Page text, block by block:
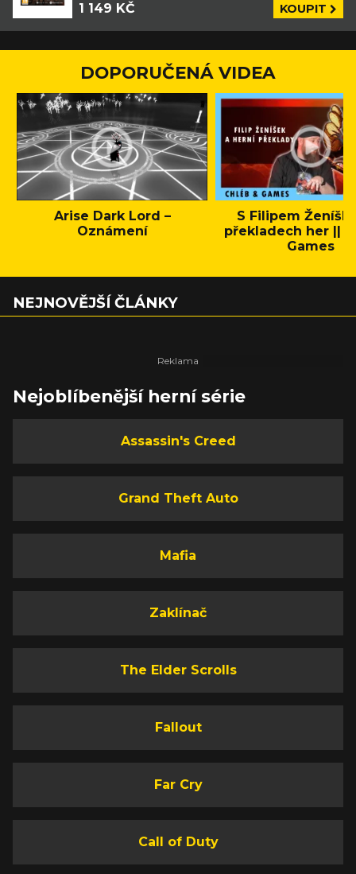
1 149 KČ KOUPIT
DOPORUČENÁ VIDEA
Arise Dark Lord –
Oznámení
S Filipem
překladech her ||
Games
NEJNOVĚJŠÍ ČLÁNKY
Nejoblíbenější herní série
Assassin's Creed
Grand Theft Auto
Mafia
Zaklínač
The Elder Scrolls
Fallout
Far Cry
Call of Duty